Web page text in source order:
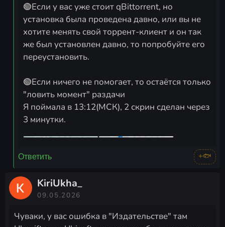
🟢Если у вас уже стоит qBittorrent, но
установка была проведена давно, или вы не
хотите менять свой торрент-клиент и он так
же был установлен давно, то попробуйте его
переустановить.
🟢Если ничего не помогает, то остаётся только
"ловить момент" раздачи
Я поймала в 13:12(МСК), 2 скрин сделан через
3 минутки.
Ответить +🐟
KiriUkha_
09.05.2026
Чуваки, у вас ошибка в "Издательстве" там